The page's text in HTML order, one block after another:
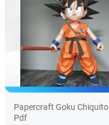
Papercraft Goku Chiquito
Pdf